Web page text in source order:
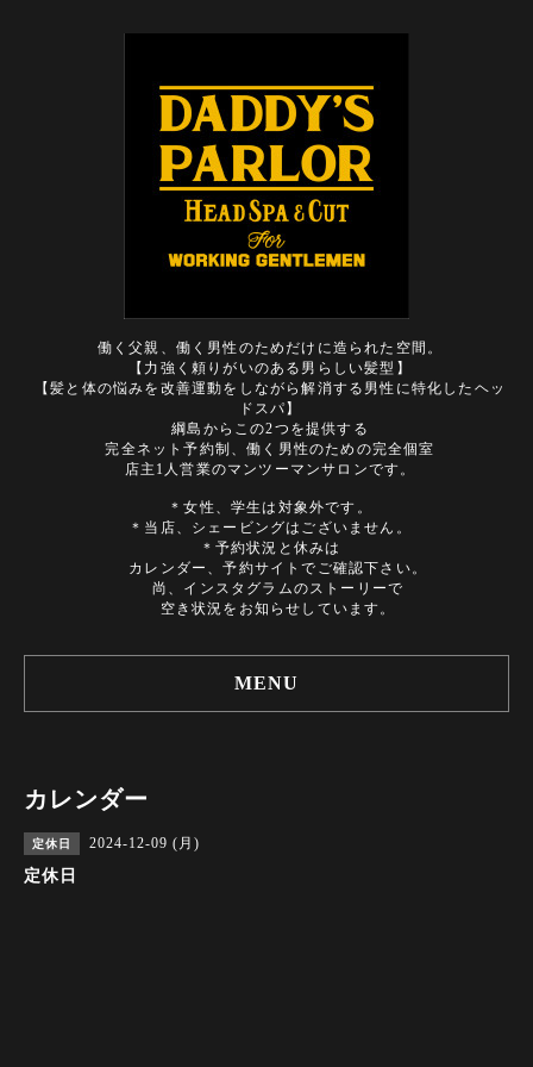
働く父親、働く男性のためだけに造られた空間。
【力強く頼りがいのある男らしい髪型】
【髪と体の悩みを改善運動をしながら解消する男性に特化したヘッ
ドスパ】
綱島からこの2つを提供する
完全ネット予約制、働く男性のための完全個室
店主1人営業のマンツーマンサロンです。
＊女性、学生は対象外です。
＊当店、シェービングはございません。
＊予約状況と休みは
カレンダー、予約サイトでご確認下さい。
尚、インスタグラムのストーリーで
空き状況をお知らせしています。
MENU
カレンダー
定休日 2024-12-09 (月)
定休日